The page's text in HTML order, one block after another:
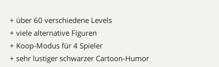
+ über 60 verschiedene Levels
+ viele alternative Figuren
+ Koop-Modus für 4 Spieler
+ sehr lustiger schwarzer Cartoon-Humor